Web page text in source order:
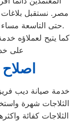
مصر. نستقبل بلاغات
حتى التاسعة مساء من خلال الرقم المختصر لخدمة العملاء.
كما يتيح لعملاؤه
على
خدمة صيانة ديب
الثلاجات شهرة
الثلاجات كفائة